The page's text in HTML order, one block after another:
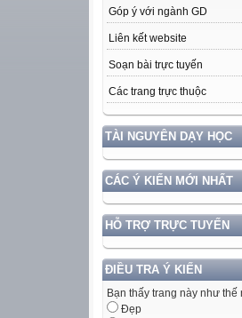
Góp ý với ngành GD
Liên kết website
Soạn bài trực tuyến
Các trang trực thuộc
TÀI NGUYÊN DẠY HỌC
CÁC Ý KIẾN MỚI NHẤT
HỖ TRỢ TRỰC TUYẾN
ĐIỀU TRA Ý KIẾN
Bạn thấy trang này như thế
Đẹp